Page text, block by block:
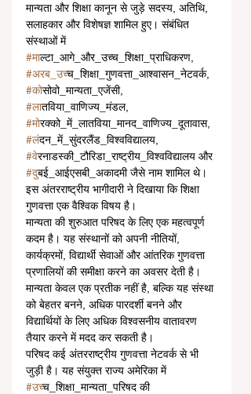
मान्यता और शिक्षा कानून से जुड़े सदस्य, अतिथि,
सलाहकार और विशेषज्ञ शामिल हुए। संबंधित
संस्थाओं में
#माल्टा_आगे_और_उच्च_शिक्षा_प्राधिकरण,
#अरब_उच्च_शिक्षा_गुणवत्ता_आश्वासन_नेटवर्क,
#कोसोवो_मान्यता_एजेंसी,
#लातविया_वाणिज्य_मंडल,
#मोरक्को_में_लातविया_मानद_वाणिज्य_दूतावास,
#लंदन_में_सुंदरलैंड_विश्वविद्यालय,
#वेरनाडस्की_टौरिडा_राष्ट्रीय_विश्वविद्यालय और
#दुबई_आईएसबी_अकादमी जैसे नाम शामिल थे।
इस अंतरराष्ट्रीय भागीदारी ने दिखाया कि शिक्षा
गुणवत्ता एक वैश्विक विषय है।
मान्यता की शुरुआत परिषद के लिए एक महत्वपूर्ण
कदम है। यह संस्थानों को अपनी नीतियों,
कार्यक्रमों, विद्यार्थी सेवाओं और आंतरिक गुणवत्ता
प्रणालियों की समीक्षा करने का अवसर देती है।
मान्यता केवल एक प्रतीक नहीं है, बल्कि यह संस्था
को बेहतर बनने, अधिक पारदर्शी बनने और
विद्यार्थियों के लिए अधिक विश्वसनीय वातावरण
तैयार करने में मदद कर सकती है।
परिषद कई अंतरराष्ट्रीय गुणवत्ता नेटवर्क से भी
जुड़ी है। यह संयुक्त राज्य अमेरिका में
#उच्च_शिक्षा_मान्यता_परिषद की